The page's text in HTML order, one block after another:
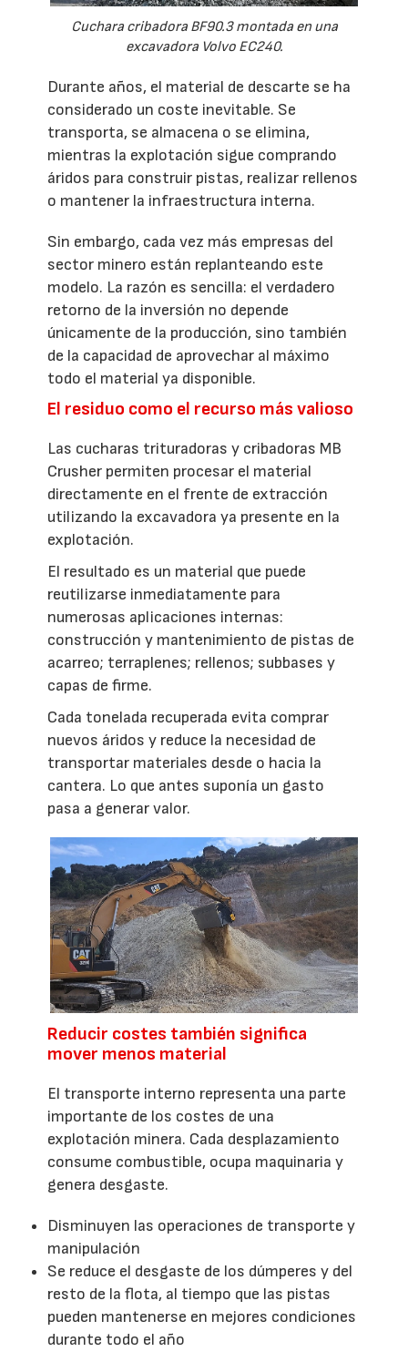
Cuchara cribadora BF90.3 montada en una
excavadora Volvo EC240.
Durante años, el material de descarte se ha
considerado un coste inevitable. Se
transporta, se almacena o se elimina,
mientras la explotación sigue comprando
áridos para construir pistas, realizar rellenos
o mantener la infraestructura interna.
Sin embargo, cada vez más empresas del
sector minero están replanteando este
modelo. La razón es sencilla: el verdadero
retorno de la inversión no depende
únicamente de la producción, sino también
de la capacidad de aprovechar al máximo
todo el material ya disponible.
El residuo como el recurso más valioso
Las cucharas trituradoras y cribadoras MB
Crusher permiten procesar el material
directamente en el frente de extracción
utilizando la excavadora ya presente en la
explotación.
El resultado es un material que puede
reutilizarse inmediatamente para
numerosas aplicaciones internas:
construcción y mantenimiento de pistas de
acarreo; terraplenes; rellenos; subbases y
capas de firme.
Cada tonelada recuperada evita comprar
nuevos áridos y reduce la necesidad de
transportar materiales desde o hacia la
cantera. Lo que antes suponía un gasto
pasa a generar valor.
Reducir costes también significa
mover menos material
El transporte interno representa una parte
importante de los costes de una
explotación minera. Cada desplazamiento
consume combustible, ocupa maquinaria y
genera desgaste.
Disminuyen las operaciones de transporte y
manipulación
Se reduce el desgaste de los dúmperes y del
resto de la flota, al tiempo que las pistas
pueden mantenerse en mejores condiciones
durante todo el año